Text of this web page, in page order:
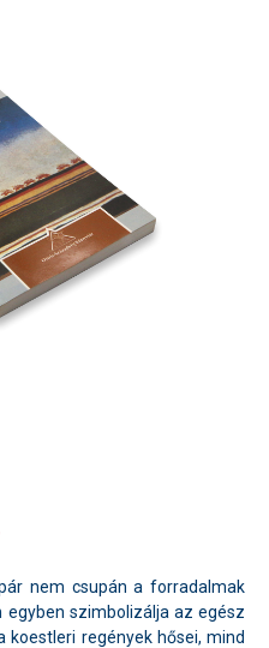
nem csupán a forradalmak
szimbolizálja az egész
regények hősei, mind